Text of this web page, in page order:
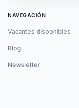
NAVEGACIÓN
Vacantes disponibles
Blog
Newsletter